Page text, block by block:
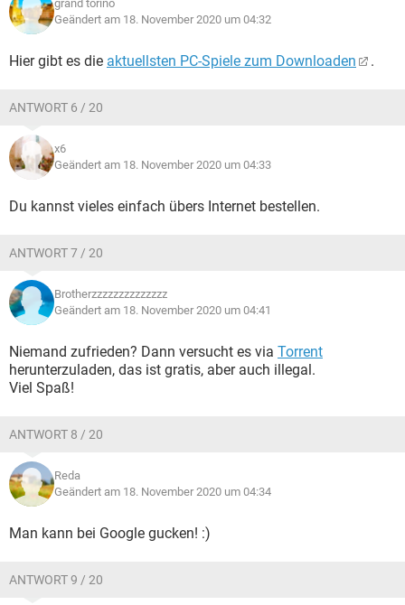
grand torino
Geändert am 18. November 2020 um 04:32
Hier gibt es die aktuellsten PC-Spiele zum Downloaden .
ANTWORT 6 / 20
x6
Geändert am 18. November 2020 um 04:33
Du kannst vieles einfach übers Internet bestellen.
ANTWORT 7 / 20
Brotherzzzzzzzzzzzzzz
Geändert am 18. November 2020 um 04:41
Niemand zufrieden? Dann versucht es via Torrent
herunterzuladen, das ist gratis, aber auch illegal.
Viel Spaß!
ANTWORT 8 / 20
Reda
Geändert am 18. November 2020 um 04:34
Man kann bei Google gucken! :)
ANTWORT 9 / 20